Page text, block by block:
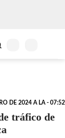
DE 2024 A LA - 07:52
tráfico de